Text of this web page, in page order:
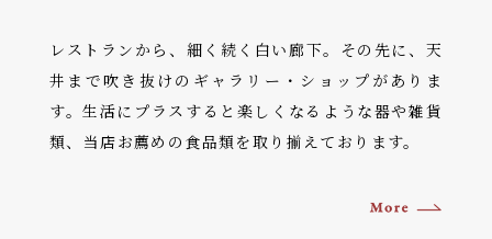
レストランから、細く続く白い廊下。その先に、天
井まで吹き抜けのギャラリー・ショップがありま
す。生活にプラスすると楽しくなるような器や雑貨
類、当店お薦めの食品類を取り揃えております。